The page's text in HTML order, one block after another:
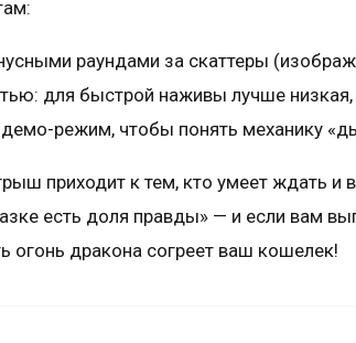
раундами за скаттеры
для быстрой наживы лучше
режим, чтобы понять механику
приходит к тем, кто умеет ждать и
есть доля правды» — и если вам
огонь дракона согреет ваш кошелек!